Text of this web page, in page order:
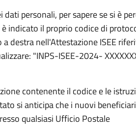
personali, per sapere se si è
indicato il proprio codice di
destra nell'Attestazione ISEE
"INPS-ISEE-2024-
contenente il codice e le
si anticipa che i nuovi beneficiari
qualsiasi Ufficio Postale